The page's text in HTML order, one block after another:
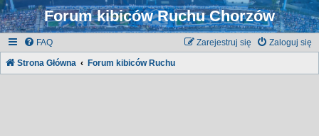
Forum kibiców Ruchu Chorzów
FAQ Zaloguj się
Zarejestruj się
Strona Główna Forum kibiców Ruchu